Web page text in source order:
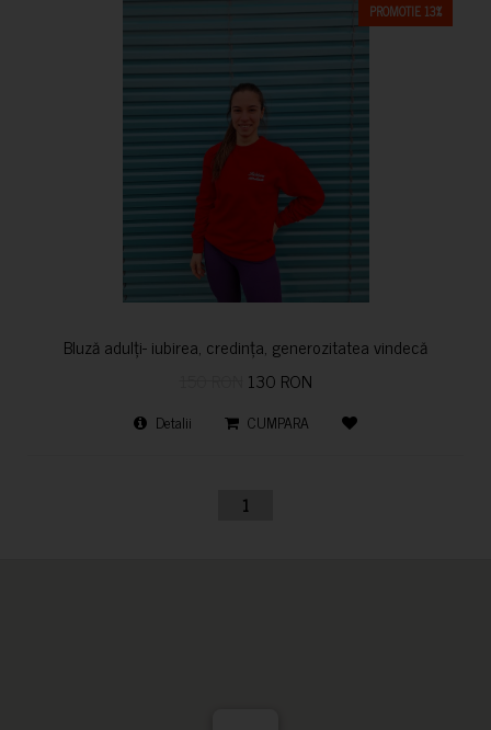
PROMOTIE 13%
Bluză adulți- iubirea, credința, generozitatea vindecă
130 RON
Detalii CUMPARA
1